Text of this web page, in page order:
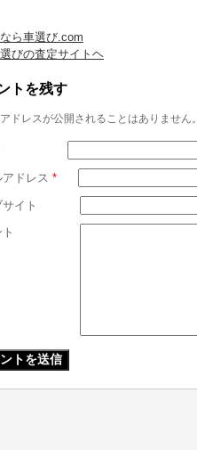
ら車選び.com
びの査定サイトヘ
トを残す
ドレスが公開されることはありません。
アドレス *
イト